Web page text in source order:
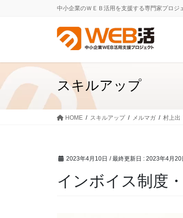
に
動
ョ
に
動
中小企業のＷＥＢ活用を支援する専門家プロジ
スキルアップ
HOME スキルアップ メルマガ 村上出
2023年4月10日 / 最終更新日 : 2023年4月20
インボイス制度